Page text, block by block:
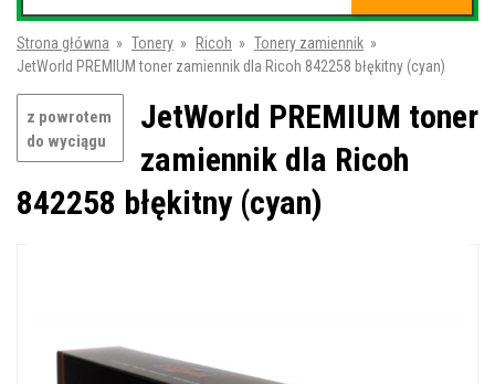
Strona główna » Tonery » Ricoh » Tonery zamiennik »
JetWorld PREMIUM toner zamiennik dla Ricoh 842258 błękitny (cyan)
z powrotem
do wyciągu
JetWorld PREMIUM toner
zamiennik dla Ricoh
842258 błękitny (cyan)